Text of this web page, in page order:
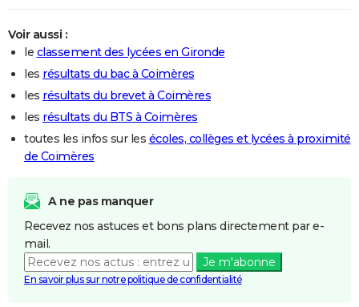
Voir aussi :
le classement des lycées en Gironde
les résultats du bac à Coimères
les résultats du brevet à Coimères
les résultats du BTS à Coimères
toutes les infos sur les écoles, collèges et lycées à proximité
de Coimères
A ne pas manquer
Recevez nos astuces et bons plans directement par e-
mail.
Je m'abonne
En savoir plus sur notre politique de confidentialité